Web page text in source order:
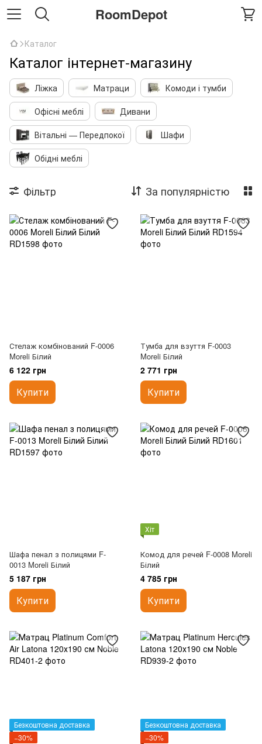
RoomDepot
Каталог
Каталог інтернет-магазину
Ліжка Матраци
Комоди і тумби
Офісні меблі
Дивани
Вітальні — Передпокої
Шафи
Обідні меблі
Фільтр За популярністю
Стелаж комбінований F-0006
Moreli Білий
6 122 грн
Купити
Тумба для взуття F-0003
Moreli Білий
2 771 грн
Купити
Шафа пенал з полицями F-
0013 Moreli Білий
5 187 грн
Купити
Хіт
Комод для речей F-0008 Moreli
Білий
4 785 грн
Купити
Безкоштовна доставка
−30%
Безкоштовна доставка
−30%